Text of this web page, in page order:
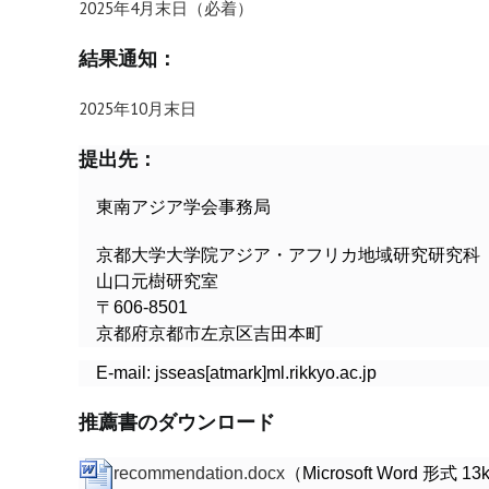
2025年4月末日（必着）
結果通知：
2025年10月末日
提出先：
東南アジア学会事務局
京都大学大学院アジア・アフリカ地域研究研究科
山口元樹研究室
〒606-8501
京都府京都市左京区吉田本町
E-mail: jsseas[atmark]ml.rikkyo.ac.jp
推薦書のダウンロード
recommendation.docx （Microsoft Word 形式